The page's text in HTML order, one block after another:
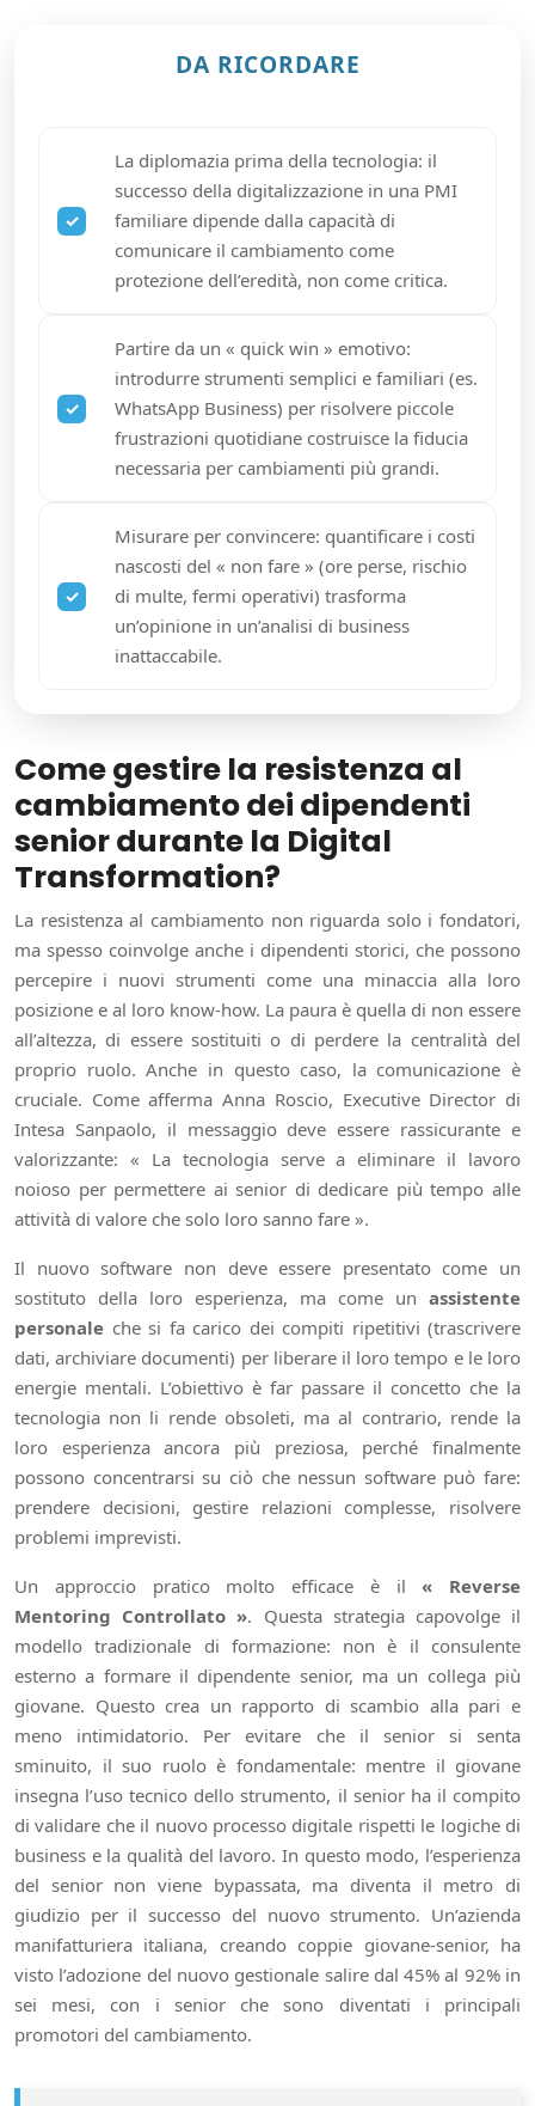
DA RICORDARE
La diplomazia prima della tecnologia: il
successo della digitalizzazione in una PMI
familiare dipende dalla capacità di
comunicare il cambiamento come
protezione dell’eredità, non come critica.
Partire da un « quick win » emotivo:
introdurre strumenti semplici e familiari (es.
WhatsApp Business) per risolvere piccole
frustrazioni quotidiane costruisce la fiducia
necessaria per cambiamenti più grandi.
Misurare per convincere: quantificare i costi
nascosti del « non fare » (ore perse, rischio
di multe, fermi operativi) trasforma
un’opinione in un’analisi di business
inattaccabile.
Come gestire la resistenza al
cambiamento dei dipendenti
senior durante la Digital
Transformation?
La resistenza al cambiamento non riguarda solo i fondatori,
ma spesso coinvolge anche i dipendenti storici, che possono
percepire i nuovi strumenti come una minaccia alla loro
posizione e al loro know-how. La paura è quella di non essere
all’altezza, di essere sostituiti o di perdere la centralità del
proprio ruolo. Anche in questo caso, la comunicazione è
cruciale. Come afferma Anna Roscio, Executive Director di
Intesa Sanpaolo, il messaggio deve essere rassicurante e
valorizzante: « La tecnologia serve a eliminare il lavoro
noioso per permettere ai senior di dedicare più tempo alle
attività di valore che solo loro sanno fare ».
Il nuovo software non deve essere presentato come un
sostituto della loro esperienza, ma come un assistente
personale che si fa carico dei compiti ripetitivi (trascrivere
dati, archiviare documenti) per liberare il loro tempo e le loro
energie mentali. L’obiettivo è far passare il concetto che la
tecnologia non li rende obsoleti, ma al contrario, rende la
loro esperienza ancora più preziosa, perché finalmente
possono concentrarsi su ciò che nessun software può fare:
prendere decisioni, gestire relazioni complesse, risolvere
problemi imprevisti.
Un approccio pratico molto efficace è il« Reverse
Mentoring Controllato ». Questa strategia capovolge il
modello tradizionale di formazione: non è il consulente
esterno a formare il dipendente senior, ma un collega più
giovane. Questo crea un rapporto di scambio alla pari e
meno intimidatorio. Per evitare che il senior si senta
sminuito, il suo ruolo è fondamentale: mentre il giovane
insegna l’uso tecnico dello strumento, il senior ha il compito
di validare che il nuovo processo digitale rispetti le logiche di
business e la qualità del lavoro. In questo modo, l’esperienza
del senior non viene bypassata, ma diventa il metro di
giudizio per il successo del nuovo strumento. Un’azienda
manifatturiera italiana, creando coppie giovane-senior, ha
visto l’adozione del nuovo gestionale salire dal 45% al 92% in
sei mesi, con i senior che sono diventati i principali
promotori del cambiamento.